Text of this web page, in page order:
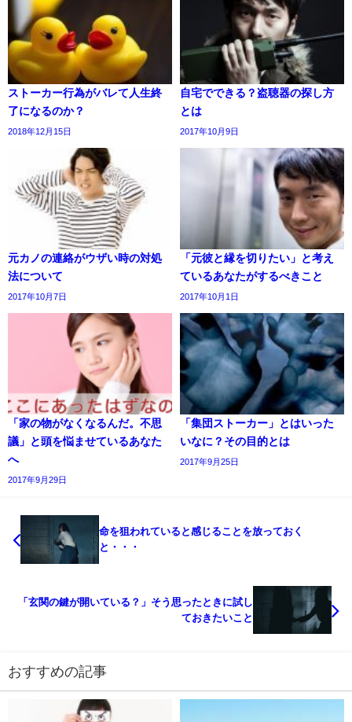
ストーカー行為がバレて人生終
了になるのか？
2018年12月15日
自宅でできる？盗聴器の探し方
とは
2017年10月9日
元カノの連絡がウザい時の対処
法について
2017年10月7日
「元彼と縁を切りたい」と考え
ているあなたがするべきこと
2017年10月1日
「家の物がなくなるんだ。不思
議」と頭を悩ませているあなた
へ
2017年9月29日
「集団ストーカー」とはいった
いなに？その目的とは
2017年9月25日
命を狙われていると感じることを放っておく
と・・・
「玄関の鍵が開いている？」そう思ったときに試し
ておきたいこと
おすすめの記事